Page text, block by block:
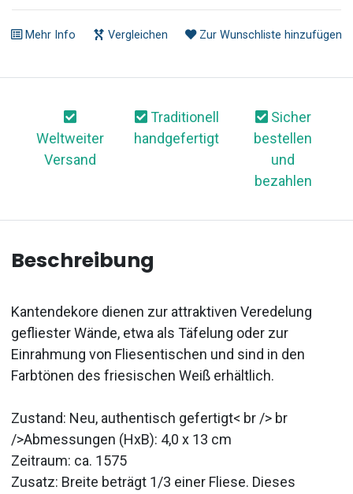
Mehr Info Vergleichen Zur Wunschliste hinzufügen
Weltweiter
Versand
Traditionell
handgefertigt
Sicher
bestellen
und
bezahlen
Beschreibung
Kantendekore dienen zur attraktiven Veredelung
gefliester Wände, etwa als Täfelung oder zur
Einrahmung von Fliesentischen und sind in den
Farbtönen des friesischen Weiß erhältlich.
Zustand: Neu, authentisch gefertigt< br /> br
/>Abmessungen (HxB): 4,0 x 13 cm
Zeitraum: ca. 1575
Zusatz: Breite beträgt 1/3 einer Fliese. Dieses